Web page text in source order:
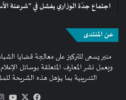
اجتماع جدّة الوزاري يفشل في “شرعنة
عن المنتدى
منبر يسعى للتركيز على معالجة قضايا
ويعمل نشر المعارف المتعلقة بوسائل
التدريبية بما يؤهل هذه الشريحة
فيسبوك‫X